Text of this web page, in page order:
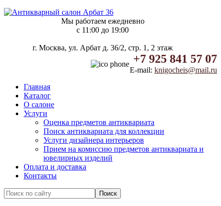
Мы работаем ежедневно
c 11:00 до 19:00
г. Москва, ул. Арбат д. 36/2, стр. 1, 2 этаж
+7 925 841 57 07
E-mail: knigocheis@mail.ru
Главная
Каталог
О салоне
Услуги
Оценка предметов антиквариата
Поиск антиквариата для коллекции
Услуги дизайнера интерьеров
Прием на комиссию предметов антиквариата и
ювелирных изделий
Оплата и доставка
Контакты